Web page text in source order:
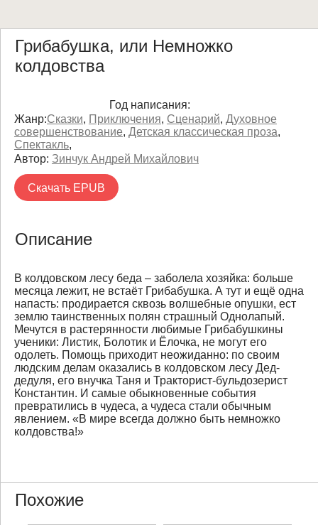
Грибабушка, или Немножко
колдовства
Год написания:
Жанр:Сказки, Приключения, Сценарий, Духовное
совершенствование, Детская классическая проза,
Спектакль,
Автор: Зинчук Андрей Михайлович
Скачать EPUB
Описание
В колдовском лесу беда – заболела хозяйка: больше
месяца лежит, не встаёт Грибабушка. А тут и ещё одна
напасть: продирается сквозь волшебные опушки, ест
землю таинственных полян страшный Однолапый.
Мечутся в растерянности любимые Грибабушкины
ученики: Листик, Болотик и Ёлочка, не могут его
одолеть. Помощь приходит неожиданно: по своим
людским делам оказались в колдовском лесу Дед-
дедуля, его внучка Таня и Тракторист-бульдозерист
Константин. И самые обыкновенные события
превратились в чудеса, а чудеса стали обычным
явлением. «В мире всегда должно быть немножко
колдовства!»
Похожие